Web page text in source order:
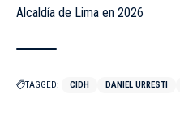
Alcaldía de Lima en 2026
TAGGED: CIDH DANIEL URRESTI